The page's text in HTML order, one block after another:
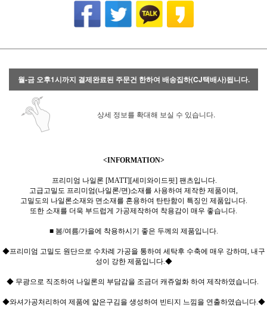
월-금 오후1시까지 결제완료된 주문건 한하여 배송집하(CJ택배사)됩니다.
상세 정보를 확대해 보실 수 있습니다.
<INFORMATION>
프리미엄 나일론 [MATT][세미와이드핏] 팬츠입니다.
고급고밀도 프리미엄(나일론/면)소재를 사용하여 제작한 제품이며,
고밀도의 나일론소재와 면소재를 혼용하여 탄탄함이 특징인 제품입니다.
또한 소재를 더욱 부드럽게 가공제작하여 착용감이 매우 좋습니다.
■ 봄/여름/가을에 착용하시기 좋은 두께의 제품입니다.
◆프리미엄 고밀도 원단으로 수차례 가공을 통하여 세탁후 수축에 매우 강하며, 내구
성이 강한 제품입니다.◆
◆ 무광으로 직조하여 나일론의 부담감을 조금더 캐쥬얼화 하여 제작하였습니다.
◆와셔가공처리하여 제품에 얇은구김을 생성하여 빈티지 느낌을 연출하였습니다.◆